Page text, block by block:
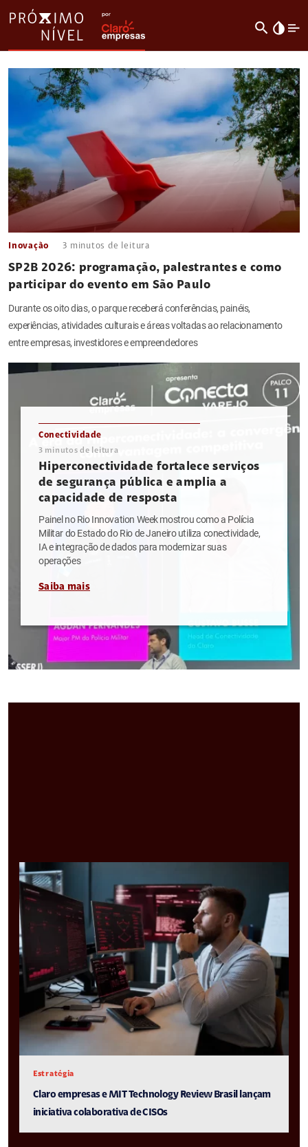
search invert_colors
Inovação 3 minutos de leitura
SP2B 2026: programação, palestrantes e como
participar do evento em São Paulo
Durante os oito dias, o parque receberá conferências, painéis,
experiências, atividades culturais e áreas voltadas ao relacionamento
entre empresas, investidores e empreendedores
Conectividade
3 minutos de leitura
Hiperconectividade fortalece serviços
de segurança pública e amplia a
capacidade de resposta
Painel no Rio Innovation Week mostrou como a Polícia
Militar do Estado do Rio de Janeiro utiliza conectividade,
IA e integração de dados para modernizar suas
operações
Saiba mais
Estratégia
Claro empresas e MIT Technology Review Brasil lançam
iniciativa colaborativa de CISOs